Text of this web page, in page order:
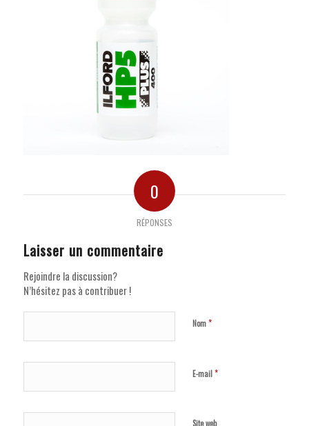
0
RÉPONSES
Laisser un commentaire
Rejoindre la discussion?
N’hésitez pas à contribuer !
Nom*
E-mail*
Site web